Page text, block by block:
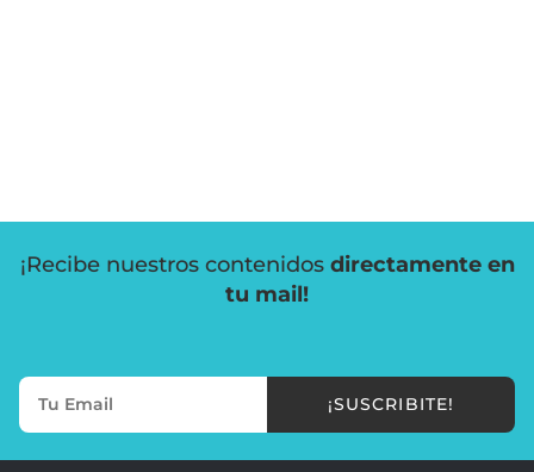
¡Recibe nuestros contenidos directamente en
tu mail!
¡SUSCRIBITE!